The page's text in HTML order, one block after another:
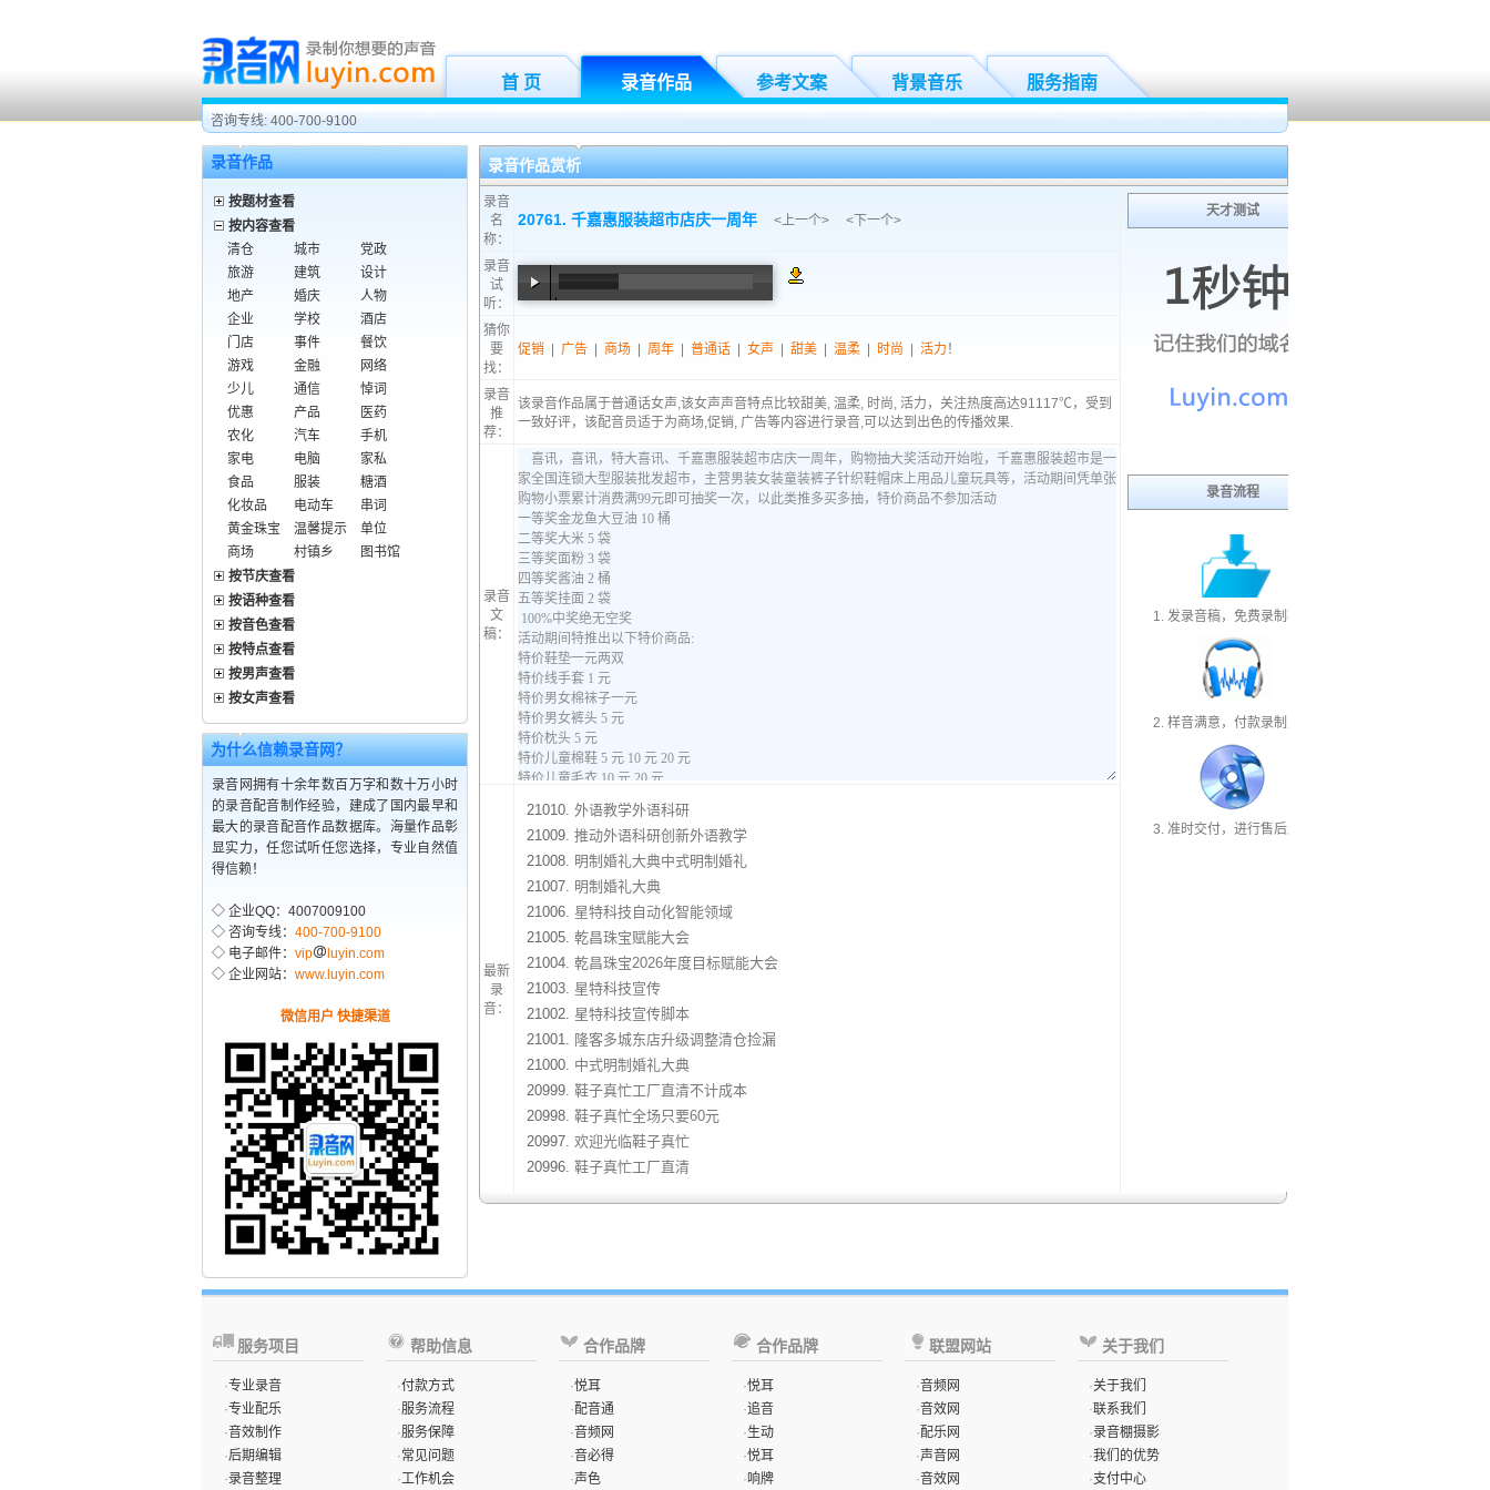
首 页 录音作品 参考文案 背景音乐 服务指南
咨询专线: 400-700-9100
录音作品
按题材查看
按内容查看
清仓
城市
党政
旅游
建筑
设计
地产
婚庆
人物
企业
学校
酒店
门店
事件
餐饮
游戏
金融
网络
少儿
通信
悼词
优惠
产品
医药
农化
汽车
手机
家电
电脑
家私
食品
服装
糖酒
化妆品
电动车
串词
黄金珠宝
温馨提示
单位
商场
村镇乡
图书馆
按节庆查看
按语种查看
按音色查看
按特点查看
按男声查看
按女声查看
为什么信赖录音网？
录音网拥有十余年数百万字和数十万小时
的录音配音制作经验，建成了国内最早和
最大的录音配音作品数据库。海量作品彰
显实力，任您试听任您选择，专业自然值
得信赖！
◇ 企业QQ：4007009100
◇ 咨询专线： 400-700-9100
◇ 电子邮件： vip
luyin.com
◇ 企业网站： www.luyin.com
微信用户 快捷渠道
录音作品赏析
录音
名
称：
20761. 千嘉惠服装超市店庆一周年 <上一个> < 下一个>
录音
试
听：
猜你
要
找：
促销 广告 商场 周年 普通话 女声 甜美 温柔 时尚 活力 ！
录音
推
荐：
该录音作品属于普通话女声,该女声声音特点比较甜美, 温柔, 时尚, 活力，关注热度高达91117℃，受到
一致好评，该配音员适于为商场,促销, 广告等内容进行录音,可以达到出色的传播效果.
录音
文
稿：
最新
录
音：
21010. 外语教学外语科研
21009. 推动外语科研创新外语教学
21008. 明制婚礼大典中式明制婚礼
21007. 明制婚礼大典
21006. 星特科技自动化智能领域
21005. 乾昌珠宝赋能大会
21004. 乾昌珠宝2026年度目标赋能大会
21003. 星特科技宣传
21002. 星特科技宣传脚本
21001. 隆客多城东店升级调整清仓捡漏
21000. 中式明制婚礼大典
20999. 鞋子真忙工厂直清不计成本
20998. 鞋子真忙全场只要60元
20997. 欢迎光临鞋子真忙
20996. 鞋子真忙工厂直清
天才测试
录音流程
1. 发录音稿，免费录制样音
2. 样音满意，付款录制成品
3. 准时交付，进行售后服务
服务项目
·专业录音
·专业配乐
·音效制作
·后期编辑
·录音整理
帮助信息
·付款方式
·服务流程
·服务保障
·常见问题
·工作机会
合作品牌
·悦耳
·配音通
·音频网
·音必得
·声色
合作品牌
·悦耳
·追音
·生动
·悦耳
·响牌
联盟网站
·音频网
·音效网
·配乐网
·声音网
·音效网
关于我们
·关于我们
·联系我们
·录音棚摄影
·我们的优势
·支付中心